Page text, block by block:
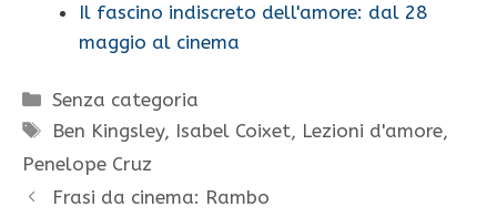
Il fascino indiscreto dell'amore: dal 28
maggio al cinema
Categorie
Senza categoria
Tag
Ben Kingsley, Isabel Coixet, Lezioni d'amore,
Penelope Cruz
Frasi da cinema: Rambo